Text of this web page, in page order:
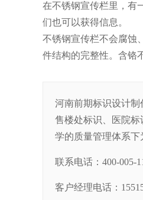
在不锈钢宣传栏里，有
们也可以获得信息。
不锈钢宣传栏不会腐蚀
件结构的完整性。含铬
河南前期标识设计制
售楼处标识、医院
学的质量管理体系下
联系电话：400-005-
客户经理电话：